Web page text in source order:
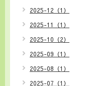
2025-12（1）
2025-11（1）
2025-10（2）
2025-09（1）
2025-08（1）
2025-07（1）